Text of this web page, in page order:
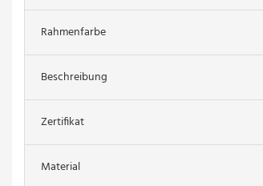
Rahmenfarbe
Beschreibung
Zertifikat
Material